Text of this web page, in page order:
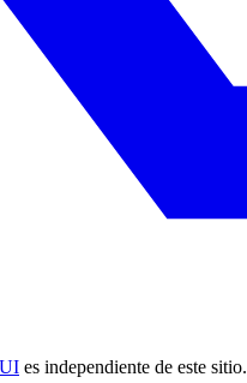
es independiente de este sitio.